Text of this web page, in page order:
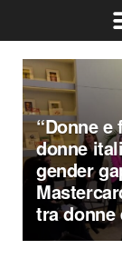
“Donne
donne
gender
tra donne